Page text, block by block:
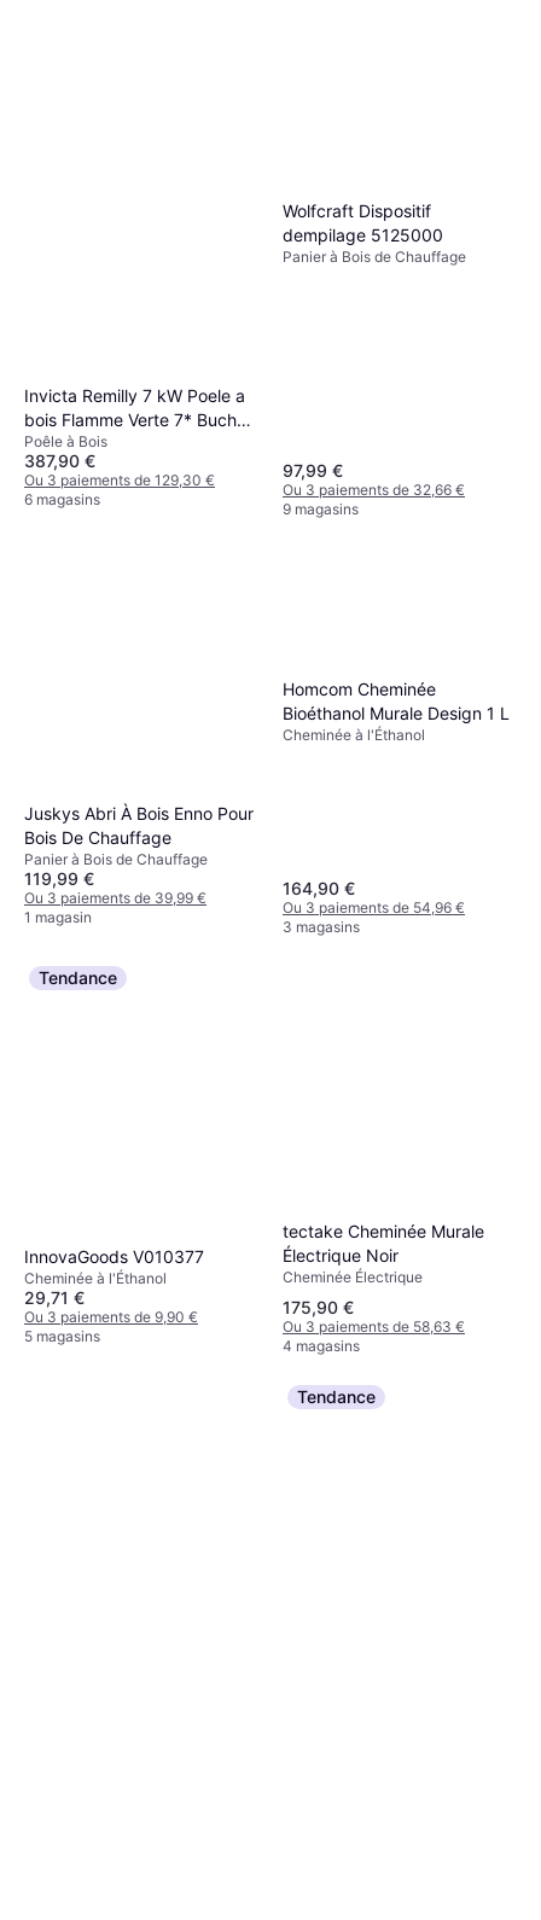
Invicta Remilly 7 kW Poele a
bois Flamme Verte 7* Buches
34 cm
Poêle à Bois
387,90 €
Ou 3 paiements de 129,30 €
6 magasins
Wolfcraft Dispositif
dempilage 5125000
Panier à Bois de Chauffage
97,99 €
Ou 3 paiements de 32,66 €
9 magasins
Juskys Abri À Bois Enno Pour
Bois De Chauffage
Panier à Bois de Chauffage
119,99 €
Ou 3 paiements de 39,99 €
1 magasin
Homcom Cheminée
Bioéthanol Murale Design 1 L
Cheminée à l'Éthanol
164,90 €
Ou 3 paiements de 54,96 €
3 magasins
Tendance
InnovaGoods ‎V010377
Cheminée à l'Éthanol
29,71 €
Ou 3 paiements de 9,90 €
5 magasins
tectake Cheminée Murale
Électrique Noir
Cheminée Électrique
175,90 €
Ou 3 paiements de 58,63 €
4 magasins
Tendance